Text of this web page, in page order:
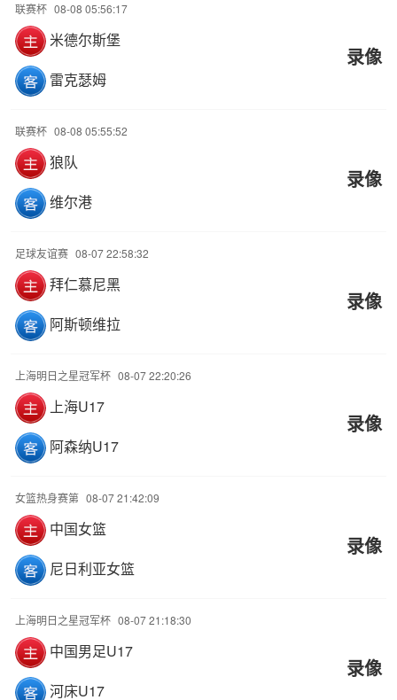
联赛杯 08-08 05:56:17
米德尔斯堡
雷克瑟姆
录像
联赛杯 08-08 05:55:52
狼队
维尔港
录像
足球友谊赛 08-07 22:58:32
拜仁慕尼黑
阿斯顿维拉
录像
上海明日之星冠军杯 08-07 22:20:26
上海U17
阿森纳U17
录像
女篮热身赛第 08-07 21:42:09
中国女篮
尼日利亚女篮
录像
上海明日之星冠军杯 08-07 21:18:30
中国男足U17
河床U17
录像